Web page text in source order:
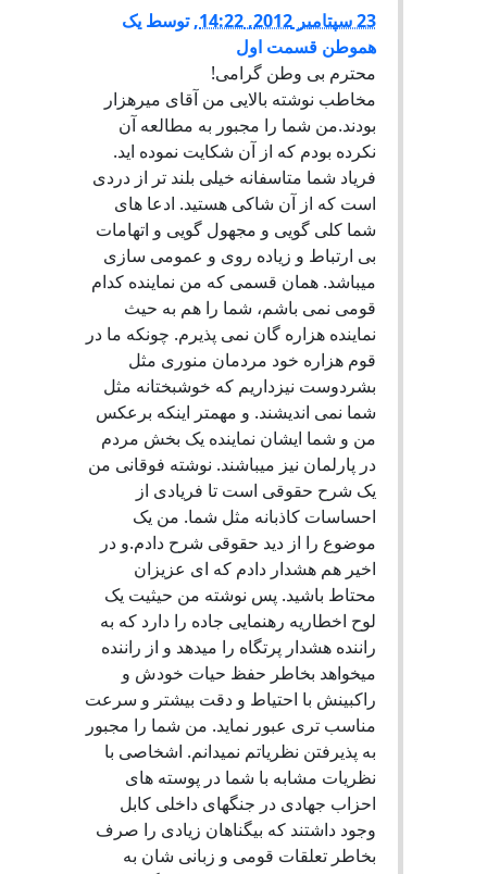
23 سپتامبر 2012, 14:22 ,توسط یک
هموطن قسمت اول
محترم بی وطن گرامی!
مخاطب نوشته بالایی من آقای میرهزار
بودند.من شما را مجبور به مطالعه آن
نکرده بودم که از آن شکایت نموده اید.
فریاد شما متاسفانه خیلی بلند تر از دردی
است که از آن شاکی هستید. ادعا های
شما کلی گویی و مجهول گویی و اتهامات
بی ارتباط و زیاده روی و عمومی سازی
میباشد. همان قسمی که من نماینده کدام
قومی نمی باشم، شما را هم به حیث
نماینده هزاره گان نمی پذیرم. چونکه ما در
قوم هزاره خود مردمان منوری مثل
بشردوست نیزداریم که خوشبختانه مثل
شما نمی اندیشند. و مهمتر اینکه برعکس
من و شما ایشان نماینده یک بخش مردم
در پارلمان نیز میباشند. نوشته فوقانی من
یک شرح حقوقی است تا فریادی از
احساسات کاذبانه مثل شما. من یک
موضوع را از دید حقوقی شرح دادم.و در
اخیر هم هشدار دادم که ای عزیزان
محتاط باشید. پس نوشته من حیثیت یک
لوح اخطاریه رهنمایی جاده را دارد که به
راننده هشدار پرتگاه را میدهد و از راننده
میخواهد بخاطر حفظ حیات خودش و
راکبینش با احتیاط و دقت بیشتر و سرعت
مناسب تری عبور نماید. من شما را مجبور
به پذیرفتن نظریاتم نمیدانم. اشخاصی با
نظریات مشابه با شما در پوسته های
احزاب جهادی در جنگهای داخلی کابل
وجود داشتند که بیگناهان زیادی را صرف
بخاطر تعلقات قومی و زبانی شان به